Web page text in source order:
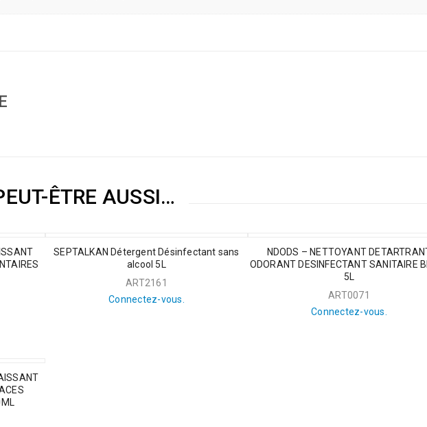
ÊTRE AUSSI…
SEPTALKAN Détergent Désinfectant sans
alcool 5L
ART2161
Connectez-vous.
NDODS – NETTOYANT
ODORANT DESINFECTANT SANITAIRE
5L
ART0071
Connectez-vous.